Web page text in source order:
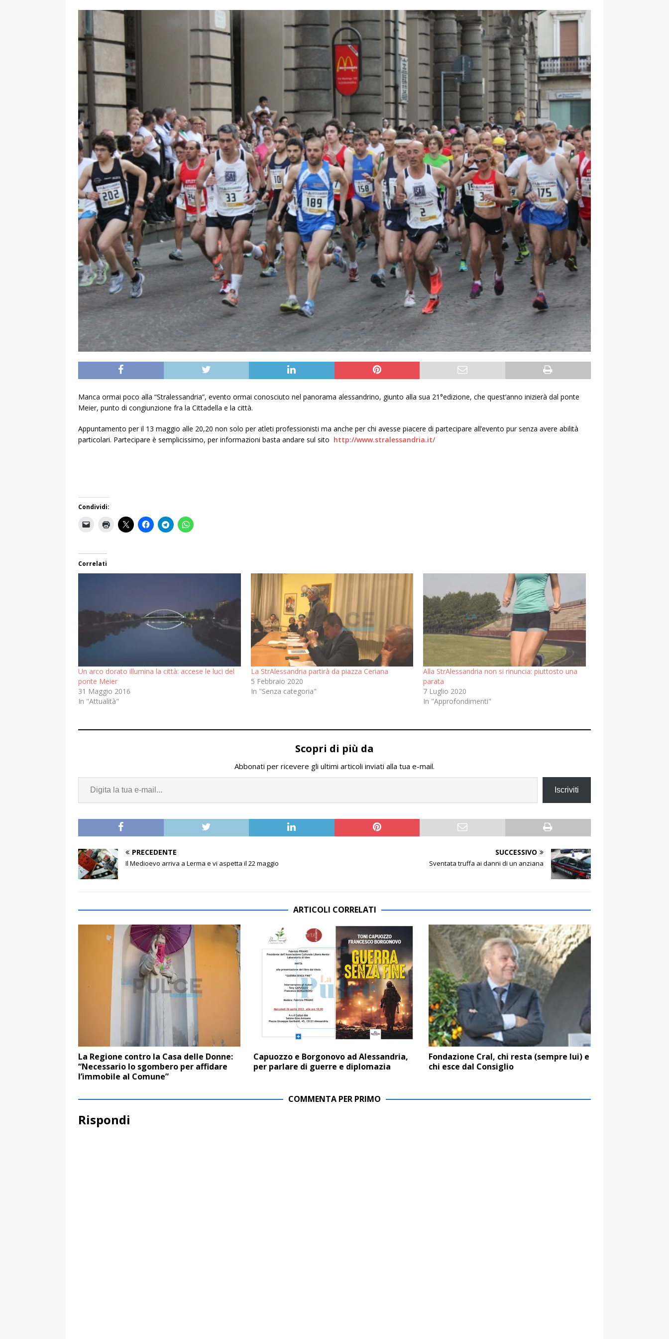
Manca ormai poco alla “Stralessandria”, evento ormai conosciuto nel panorama alessandrino, giunto alla sua 21°edizione, che quest’anno inizierà dal ponte
Meier, punto di congiunzione fra la Cittadella e la città.
Appuntamento per il 13 maggio alle 20,20 non solo per atleti professionisti ma anche per chi avesse piacere di partecipare all’evento pur senza avere abilità
particolari. Partecipare è semplicissimo, per informazioni basta andare sul sito http://www.stralessandria.it/
Condividi:
Correlati
Un arco dorato illumina la città: accese le luci del
ponte Meier
31 Maggio 2016
In "Attualità"
La StrAlessandria partirà da piazza Ceriana
5 Febbraio 2020
In "Senza categoria"
Alla StrAlessandria non si rinuncia: piuttosto una
parata
7 Luglio 2020
In "Approfondimenti"
Scopri di più da
Abbonati per ricevere gli ultimi articoli inviati alla tua e-mail.
Iscriviti
PRECEDENTE
Il Medioevo arriva a Lerma e vi aspetta il 22 maggio
SUCCESSIVO
Sventata truffa ai danni di un anziana
ARTICOLI CORRELATI
La Regione contro la Casa delle Donne:
“Necessario lo sgombero per affidare
l’immobile al Comune”
Capuozzo e Borgonovo ad Alessandria,
per parlare di guerre e diplomazia
Fondazione Cral, chi resta (sempre lui) e
chi esce dal Consiglio
COMMENTA PER PRIMO
Rispondi